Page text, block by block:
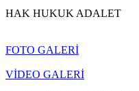
HAK HUKUK ADALET
FOTO GALERİ
VİDEO GALERİ